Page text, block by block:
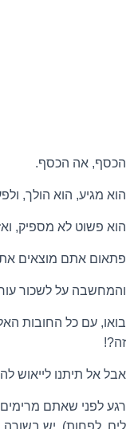
הכסף, אה הכסף.
הוא מגיע, הוא הולך,
הוא פשוט לא מספיק,
פתאום אתם מוצאים
והמחשבה על לשכור
בואו, עם כל החובות
זה?!
אבל אל תיתנו לייאוש
רגע לפני שאתם מרימים
לים, לפחות), יש